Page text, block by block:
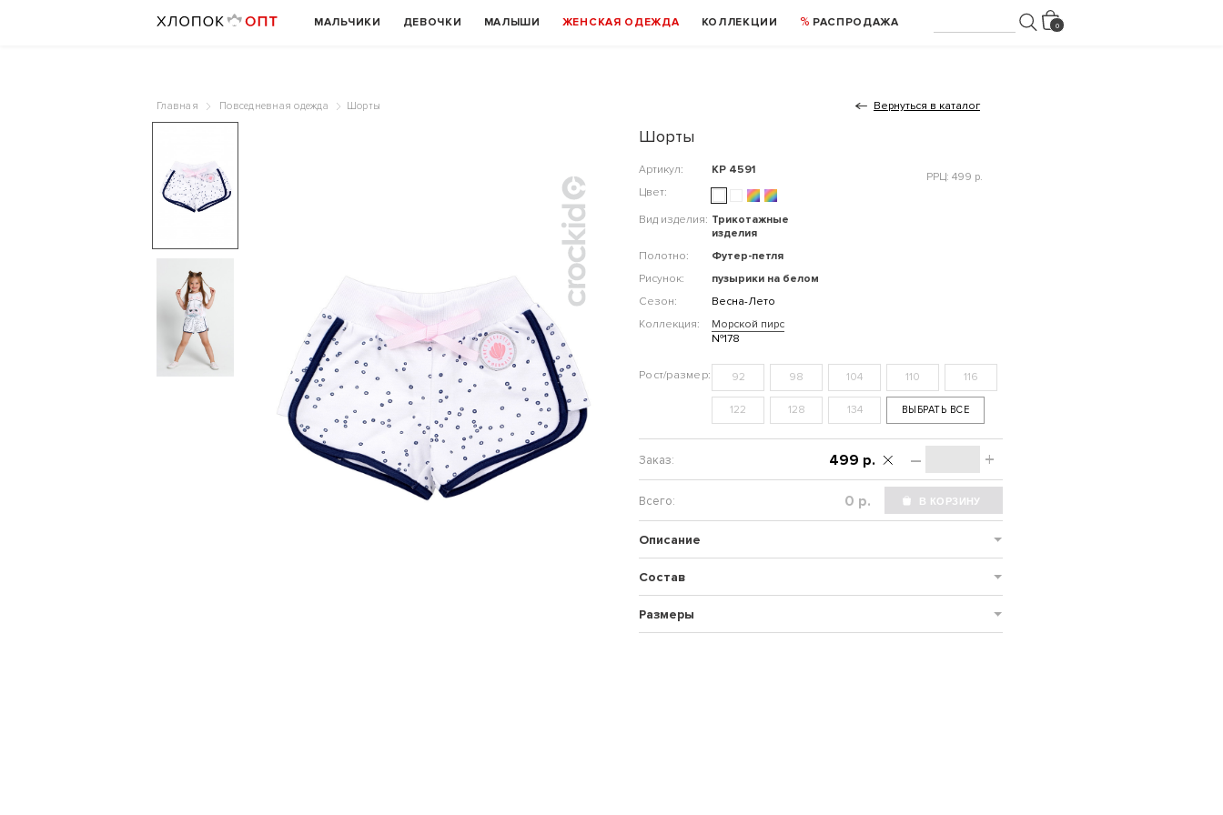
МАЛЬЧИКИ ДЕВОЧКИ МАЛЫШИ ЖЕНСКАЯ ОДЕЖДА КОЛЛЕКЦИИ РАСПРОДАЖА
Главная Повседневная одежда Шорты Вернуться в каталог
Шорты
Артикул:
КР 4591
Цвет:
Вид изделия: Трикотажные
изделия
Полотно:
Футер-петля
Рисунок:
пузырики на белом
Сезон:
Весна-Лето
Коллекция:
Морской пирс
№178
РРЦ: 499 р.
92 98 104 110 116
122 128 134 ВЫБРАТЬ ВСЕ
– +
499 р.
р.
Описание
Состав
Размеры